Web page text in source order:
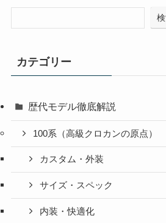
カテゴリー
歴代モデル徹底解説
100系（高級クロカンの原点）
カスタム・外装
サイズ・スペック
内装・快適化